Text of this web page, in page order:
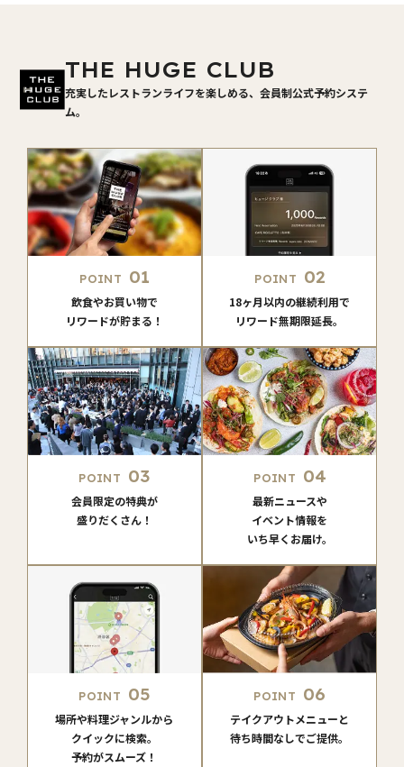
THE HUGE CLUB
充実したレストランライフを楽しめる、会員制公式予約システ
ム。
POINT 01
飲食やお買い物で
リワードが貯まる！
POINT 02
18ヶ月以内の継続利用で
リワード無期限延長。
POINT 03
会員限定の特典が
盛りだくさん！
POINT 04
最新ニュースや
イベント情報を
いち早くお届け。
POINT 05
場所や料理ジャンルから
クイックに検索。
予約がスムーズ！
POINT 06
テイクアウトメニューと
待ち時間なしでご提供。